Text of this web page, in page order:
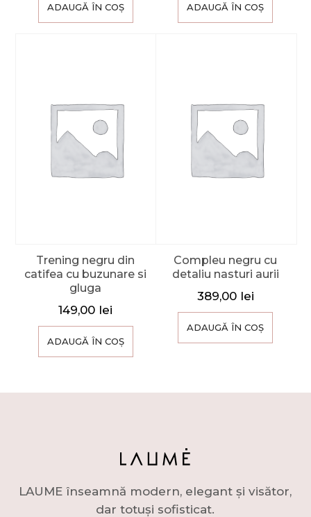
ADAUGĂ ÎN COȘ ADAUGĂ ÎN COȘ
Trening negru din
catifea cu buzunare si
gluga
149,00 lei
ADAUGĂ ÎN COȘ
Compleu negru cu
detaliu nasturi aurii
389,00 lei
ADAUGĂ ÎN COȘ
LAUME înseamnă modern, elegant și visător,
dar totuși sofisticat.